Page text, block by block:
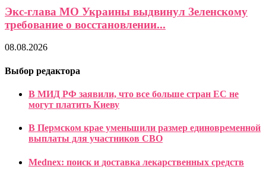
Экс-глава МО Украины выдвинул Зеленскому
требование о восстановлении...
08.08.2026
Выбор редактора
В МИД РФ заявили, что все больше стран ЕС не
могут платить Киеву
В Пермском крае уменьшили размер единовременной
выплаты для участников СВО
Mednex: поиск и доставка лекарственных средств